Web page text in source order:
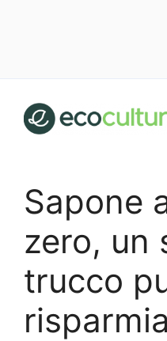
contenuto
Sapone
zero, un
trucco